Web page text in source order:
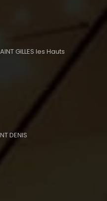
GILLES les Hauts
DENIS